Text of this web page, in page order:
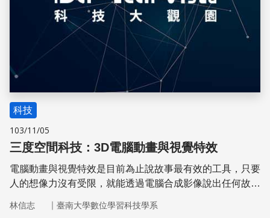
科技
103/11/05
三度空間科技：3D電腦動畫與視覺特效
電腦動畫與視覺特效是目前為止說故事最有效的工具，只要
人的想像力沒有受限，就能透過電腦合成影像說出任何故
的呢？
林信志 ｜ 臺南大學數位學習科技學系